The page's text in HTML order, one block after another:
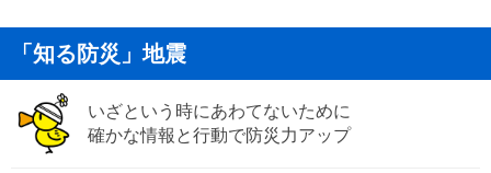
「知る防災」地震
いざという時にあわてないために
確かな情報と行動で防災力アップ